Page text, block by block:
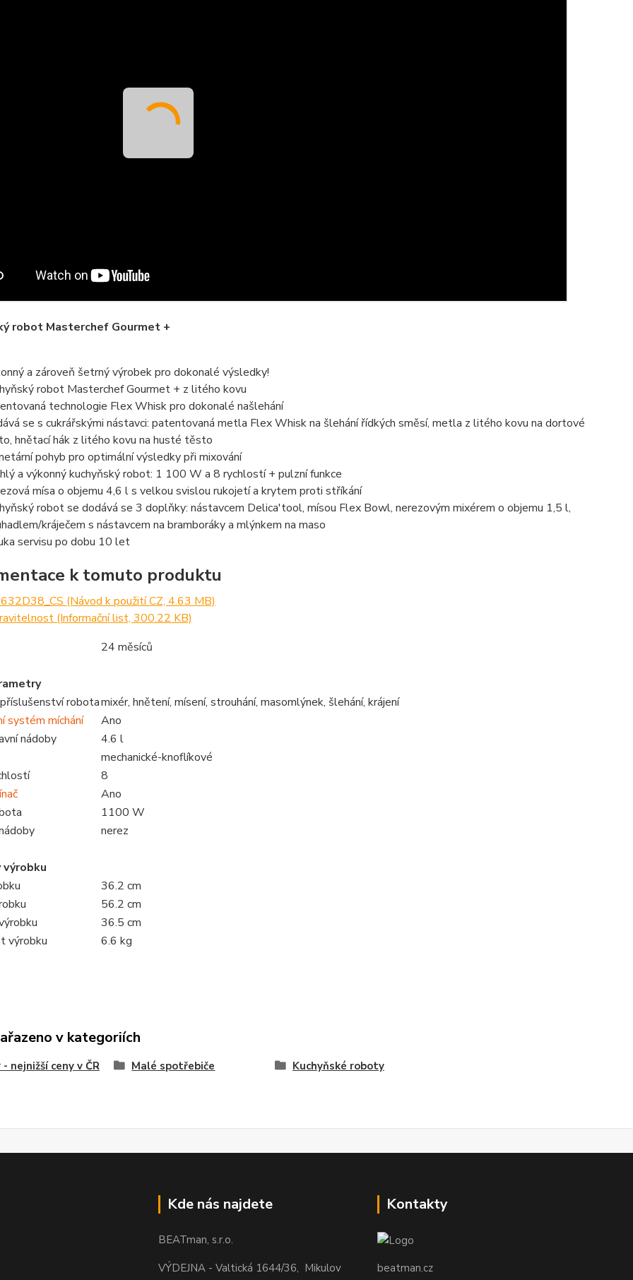
robot Masterchef Gourmet +
a zároveň šetrný výrobek pro dokonalé výsledky!
robot Masterchef Gourmet + z litého kovu
technologie Flex Whisk pro dokonalé našlehání
se s cukrářskými nástavci: patentovaná metla Flex Whisk na šlehání řídkých směsí, metla z litého kovu na dortové
hnětací hák z litého kovu na husté těsto
pohyb pro optimální výsledky při mixování
a výkonný kuchyňský robot: 1 100 W a 8 rychlostí + pulzní funkce
mísa o objemu 4,6 l s velkou svislou rukojetí a krytem proti stříkání
robot se dodává se 3 doplňky: nástavcem Delica'tool, mísou Flex Bowl, nerezovým mixérem o objemu 1,5 l,
kráječem s nástavcem na bramboráky a mlýnkem na maso
servisu po dobu 10 let
k tomuto produktu
(Návod k použití CZ, 4.63 MB)
(Informační list, 300.22 KB)
24 měsíců
robotamixér, hnětení, mísení, strouhání, masomlýnek, šlehání, krájení
systém míchání
Ano
nádoby
4.6 l
mechanické-knoflíkové
8
Ano
1100 W
nerez
výrobku
36.2 cm
56.2 cm
36.5 cm
výrobku
6.6 kg
v kategoriích
- nejnižší ceny v ČR Malé spotřebiče Kuchyňské roboty
Kde nás najdete
BEATman, s.r.o.
VÝDEJNA - Valtická 1644/36, Mikulov
Kontakty
beatman.cz